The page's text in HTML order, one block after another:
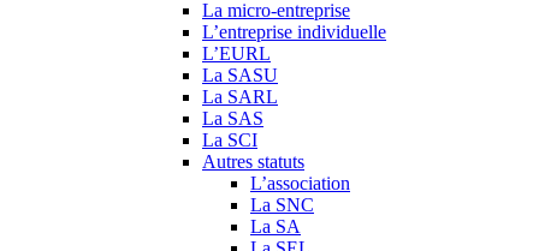
La micro-entreprise
L’entreprise individuelle
L’EURL
La SASU
La SARL
La SAS
La SCI
Autres statuts
L’association
La SNC
La SA